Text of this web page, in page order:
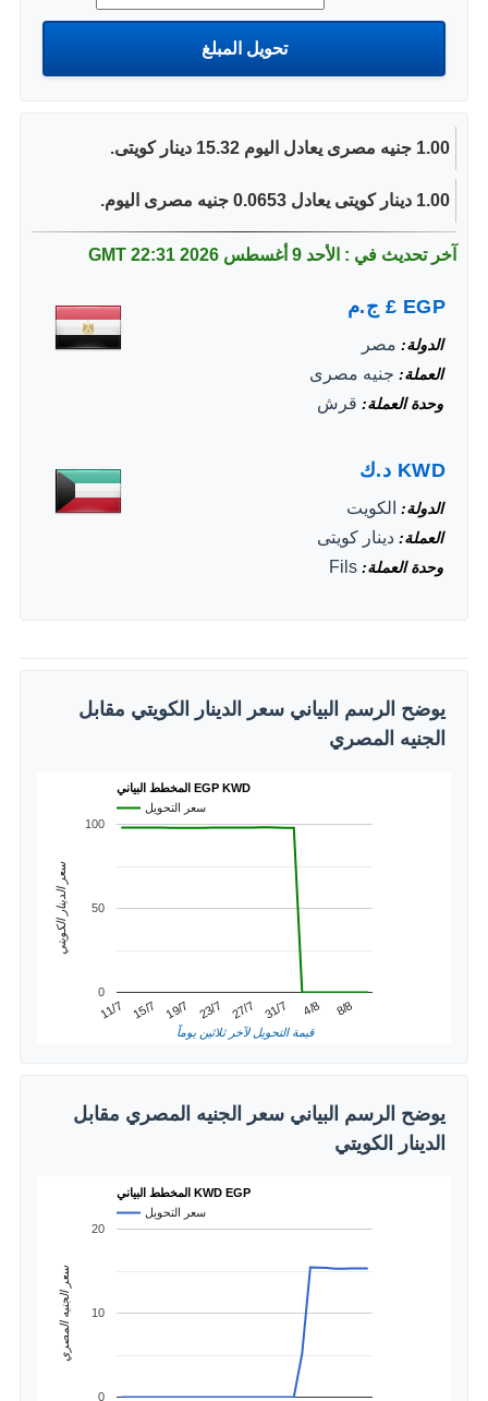
1.00 جنيه مصرى يعادل اليوم 15.32 دينار كويتى.
1.00 دينار كويتى يعادل 0.0653 جنيه مصرى اليوم.
آخر تحديث في : الأحد 9 أغسطس 2026 22:31 GMT
EGP
£ ج.م
الدولة مصر
العملة جنيه مصرى
وحدة العملة قرش
KWD د.ك
الدولة الكويت
العملة دينار كويتى
وحدة العملة Fils
يوضح الرسم البياني سعر الدينار الكويتي مقابل
الجنيه المصري
المخطط البياني EGP KWD
سعر التحويل
11/7 15/7 19/7 23/7 27/7 31/7 4/8 8/8
0
50
100
قيمة التحويل لآخر ثلاثين يوماً
سعر الدينار الكويتي
يوضح الرسم البياني سعر الجنيه المصري مقابل
الدينار الكويتي
المخطط البياني KWD EGP
سعر التحويل
0
10
20
سعر الجنيه المصري